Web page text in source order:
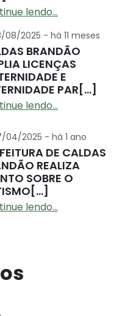
lendo...
08/2025 - há 11 meses
BRANDÃO
LICENÇAS
E
PAR[...]
lendo...
04/2025 - há 1 ano
DE CALDAS
REALIZA
SOBRE O
lendo...